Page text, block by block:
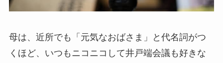
母は、近所でも「元気なおばさま」と代名詞がつ
くほど、いつもニコニコして井戸端会議も好きな